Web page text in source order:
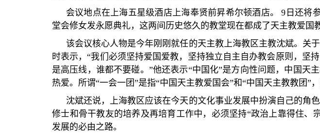
会议地点在上海五星级酒店上海奉贤前昇希尔顿酒店。
9 日还将
堂会修女发永愿典礼，这两间历史悠久的教堂现在都成了天主教爱国
该会议核心人物是今年刚刚就任的天主教上海教区主教沈斌。关
时表示，“我们必须坚持爱国爱教，坚持独立自主自办教会原则，坚
是高压线，谁都不要碰。 ”他还表示“中国化”是方向性问题，中国天
热爱。所谓“一会一团”是指“中国天主教爱国会”和“中国天主教教团”
沈斌还说，上海教区应该在今天的文化事业发展中扮演自己的角
修士和骨干教友的培养及再培育工作中，必须坚持“政治上靠得住、
发展的必由之路。